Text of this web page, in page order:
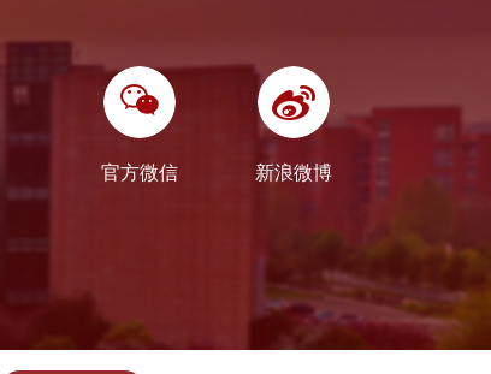
官方微信 新浪微博